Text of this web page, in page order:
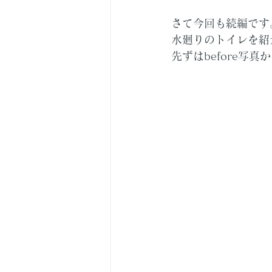
さて今回も続編です
水廻りのトイレを紹
先ずはbefore写真か